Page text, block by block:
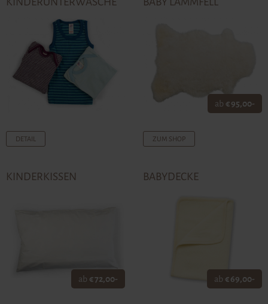
DETAIL
ab € 95,00-
ZUM SHOP
KINDERKISSEN
ab € 72,00-
BABYDECKE
ab € 69,00-